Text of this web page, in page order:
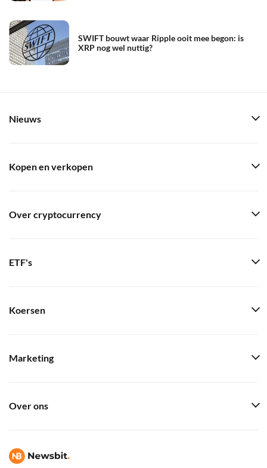
SWIFT bouwt waar Ripple ooit mee begon: is
XRP nog wel nuttig?
Nieuws
Kopen en verkopen
Over cryptocurrency
ETF's
Koersen
Marketing
Over ons